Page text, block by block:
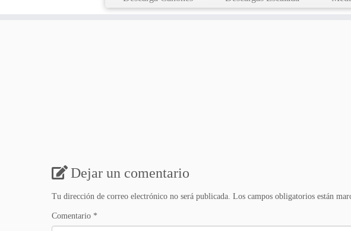
Dejar un comentario
Tu dirección de correo electrónico no será publicada. Los campos obligatorios están
Comentario *